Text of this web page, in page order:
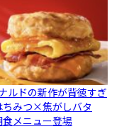
ルドの新作が背徳すぎ
みつ×焦がしバタ
食メニュー登場